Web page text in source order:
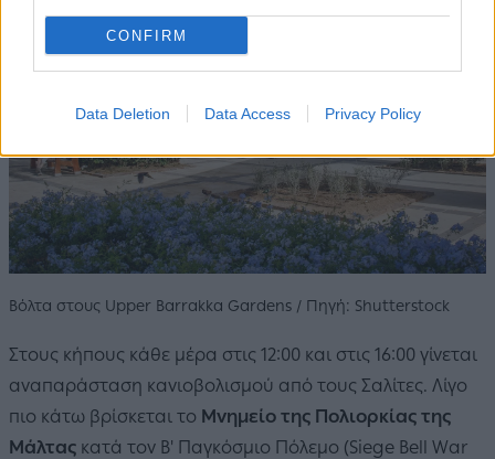
CONFIRM
Data Deletion Data Access Privacy Policy
Βόλτα στους Upper Barrakka Gardens / Πηγή: Shutterstock
Στους κήπους κάθε μέρα στις 12:00 και στις 16:00 γίνεται
αναπαράσταση κανιοβολισμού από τους Σαλίτες. Λίγο
πιο κάτω βρίσκεται το Μνημείο της Πολιορκίας της
Μάλτας κατά τον Β' Παγκόσμιο Πόλεμο (Siege Bell War